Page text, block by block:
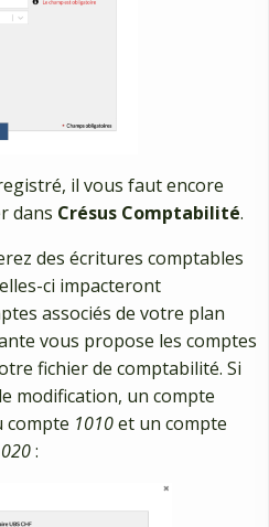
il vous faut encore
dans Crésus Comptabilité.
des écritures comptables
ci impacteront
associés de votre plan
vous propose les comptes
fichier de comptabilité. Si
modification, un compte
compte 1010et un compte
: